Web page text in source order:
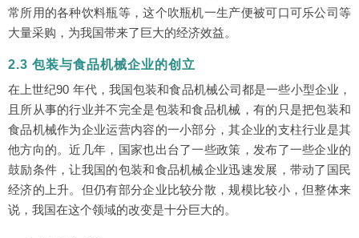
常所用的各种饮料瓶等，这个吹瓶机一生产便被可口可乐公司等
大量采购，为我国带来了巨大的经济效益。
2.3 包装与食品机械企业的创立
在上世纪90 年代，我国包装和食品机械公司都是一些小型企业，
且所从事的行业并不完全是包装和食品机械，有的只是把包装和
食品机械作为企业运营内容的一小部分，其企业的支柱行业是其
他方向的。近几年，国家也出台了一些政策，发布了一些企业的
鼓励条件，让我国的包装和食品机械企业迅速发展，带动了国民
经济的上升。但仍有部分企业比较分散，规模比较小，但整体来
说，我国在这个领域的改变是十分巨大的。